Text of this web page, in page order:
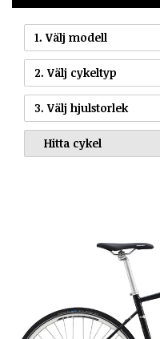
1. Välj modell
2. Välj cykeltyp
3. Välj hjulstorlek